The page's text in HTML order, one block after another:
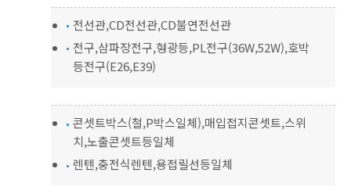
전선관,CD전선관,CD불연전선관
전구,삼파장전구,형광등,PL전구(36W,52W),호박
등전구(E26,E39)
콘셋트박스(철,P박스일체),매입접지콘셋트,스위
치,노출콘셋트등일체
렌텐,충전식렌텐,용접릴선등일체